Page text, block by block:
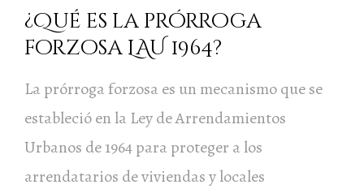
¿Qué es la prórroga
forzosa LAU 1964?
La prórroga forzosa es un mecanismo que se
estableció en la Ley de Arrendamientos
Urbanos de 1964 para proteger a los
arrendatarios de viviendas y locales